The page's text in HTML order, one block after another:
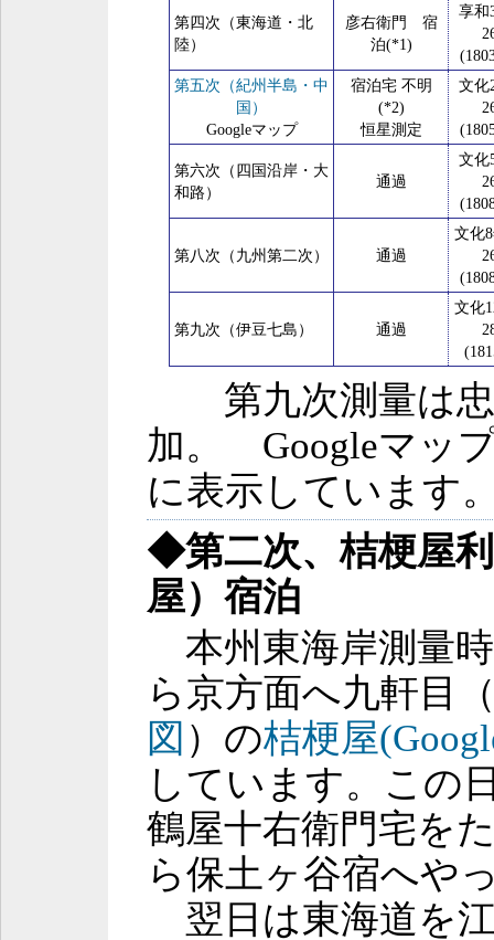
第四次（東海道・北
陸）
彦右衛門 宿
泊(*1)
享和
第五次（紀州半島・中
国）
Googleマップ
宿泊宅 不明
(*2)
恒星測定
文化
第六次（四国沿岸・大
和路）
通過
文化
第八次（九州第二次） 通過
文化
第九次（伊豆七島） 通過
文化
第九次測量は忠
加。 Googleマッ
に表示しています
◆第二次、桔梗屋
屋）宿泊
本州東海岸測量
ら京方面へ九軒目
図 ）の桔梗屋
しています。この
鶴屋十右衛門宅を
ら保土ヶ谷宿へや
翌日は東海道を